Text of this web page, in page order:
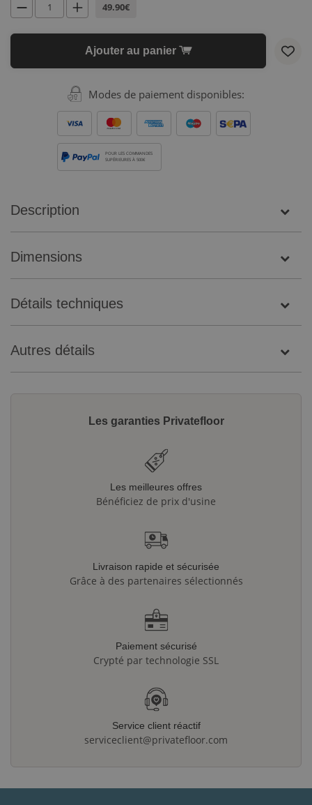
49.90€
Ajouter au panier
Modes de paiement disponibles:
POUR LES COMMANDES
SUPÉRIEURES À 500€
Description
Dimensions
Détails techniques
Autres détails
Les garanties Privatefloor
Les meilleures offres
Bénéficiez de prix d'usine
Livraison rapide et sécurisée
Grâce à des partenaires sélectionnés
Paiement sécurisé
Crypté par technologie SSL
Service client réactif
serviceclient@privatefloor.com